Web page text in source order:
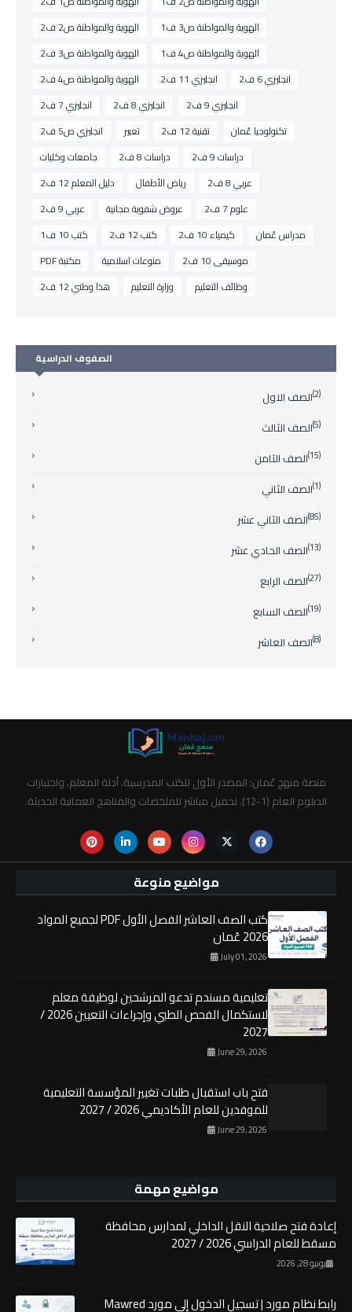
الهوية والمواطنة ص2 ف2
الهوية والمواطنة ص3 ف1
الهوية والمواطنة ص3 ف2
الهوية والمواطنة ص4 ف1
الهوية والمواطنة ص4 ف2
انجليزي 11 ف2
انجليزي 6 ف2
انجليزي 7 ف2
انجليزي 8 ف2
انجليزي 9 ف2
انجليزي ص5 ف2
تعبير تقنية 12 ف2
تكنولوجيا عُمان
جامعات وكليات
دراسات 8 ف2
دراسات 9 ف2
دليل المعلم 12 ف2
رياض الأطفال
عربي 8 ف2
عربي 9 ف2
عروض شفوية مجانية
علوم 7 ف2
كتب 10 ف1
كتب 12 ف2 كيمياء 10 ف2
مدراس عُمان
مكتبة PDF
منوعات اسلامية
موسيقى 10 ف2
هذا وطني 12 ف2
وزارة التعليم وظائف التعليم
الصفوف الدراسية
الصف الاول (2)
الصف الثالث (5)
الصف الثامن (15)
الصف الثاني (1)
الصف الثاني عشر (85)
الصف الحادي عشر (13)
الصف الرابع (27)
الصف السابع (19)
الصف العاشر (8)
منصة منهج عُمان: المصدر الأول للكتب المدرسية، أدلة المعلم، واختبارات
الدبلوم العام (1-12). تحميل مباشر للملخصات والمناهج العمانية الحديثة.
مواضيع منوعة
كتب الصف العاشر الفصل الأول PDF لجميع المواد
2026 عُمان
July 01, 2026
تعليمية مسندم تدعو المرشحين لوظيفة معلم
لاستكمال الفحص الطبي وإجراءات التعيين 2026 /
2027
June 29, 2026
فتح باب استقبال طلبات تغيير المؤسسة التعليمية
للموفدين للعام الأكاديمي 2026 / 2027
June 29, 2026
مواضيع مهمة
إعادة فتح صلاحية النقل الداخلي لمدارس محافظة
مسقط للعام الدراسي 2026 / 2027
يونيو 28, 2026
رابط نظام مورد | تسجيل الدخول إلى مورد Mawred